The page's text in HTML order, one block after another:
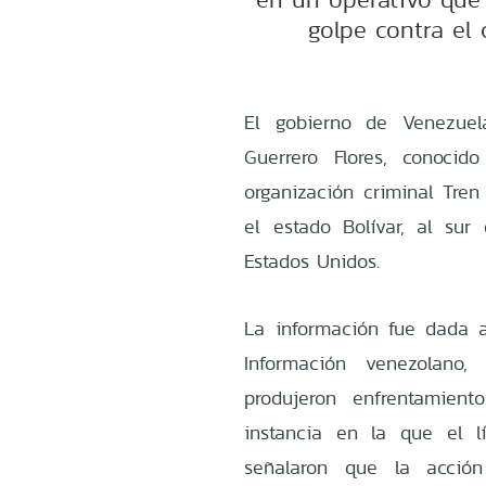
golpe contra el
El gobierno de
Guerrero Flores,
organización criminal
el estado Bolívar, al sur
Estados Unidos.
La información fue dada
Información
produjeron
instancia en la que el
señalaron que la